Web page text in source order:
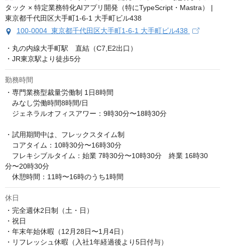
100-0004 東京都千代田区大手町1-6-1 大手町ビル438
・丸の内線大手町駅　直結（C7,E2出口）
・JR東京駅より徒歩5分
勤務時間
・専門業務型裁量労働制 1日8時間
みなし労働時間8時間/日
ジェネラルオフィスアワー：9時30分〜18時30分
・試用期間中は、フレックスタイム制
コアタイム：10時30分〜16時30分
フレキシブルタイム：始業 7時30分〜10時30分　終業 16時30
分〜20時30分
休憩時間：11時〜16時のうち1時間
休日
・完全週休2日制（土・日）
・祝日
・年末年始休暇（12月28日〜1月4日）
・リフレッシュ休暇（入社1年経過後より5日付与）